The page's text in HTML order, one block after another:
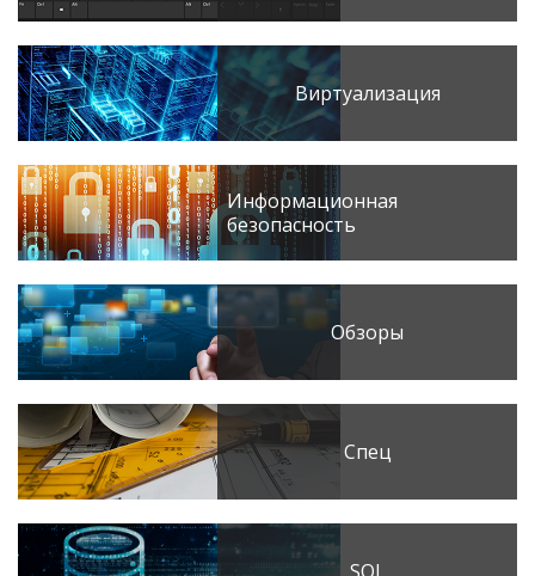
Виртуализация
Информационная
безопасность
Обзоры
Спец